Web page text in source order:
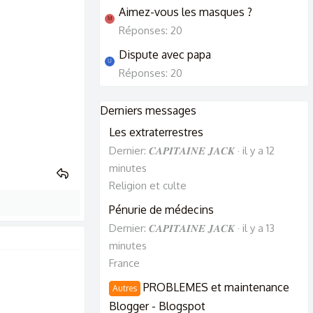
M Aimez-vous les masques ?
Réponses: 20
U Dispute avec papa
Réponses: 20
Derniers messages
Les extraterrestres
Dernier: 𝑪𝑨𝑷𝑰𝑻𝑨𝑰𝑵𝑬 𝑱𝑨𝑪𝑲 il y a 12
minutes
Religion et culte
Pénurie de médecins
Dernier: 𝑪𝑨𝑷𝑰𝑻𝑨𝑰𝑵𝑬 𝑱𝑨𝑪𝑲 il y a 13
minutes
France
Autres
PROBLEMES et maintenance
Blogger - Blogspot